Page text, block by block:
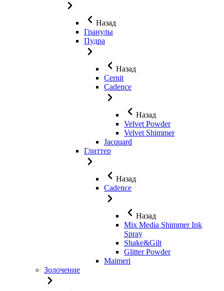
Назад
Гранулы
Пудра
Назад
Cernit
Cadence
Назад
Velvet Powder
Velvet Shimmer
Jaсquard
Глиттер
Назад
Cadence
Назад
Mix Media Shimmer Ink
Spray
Shake&Gilt
Glitter Powder
Maimeri
Золочение